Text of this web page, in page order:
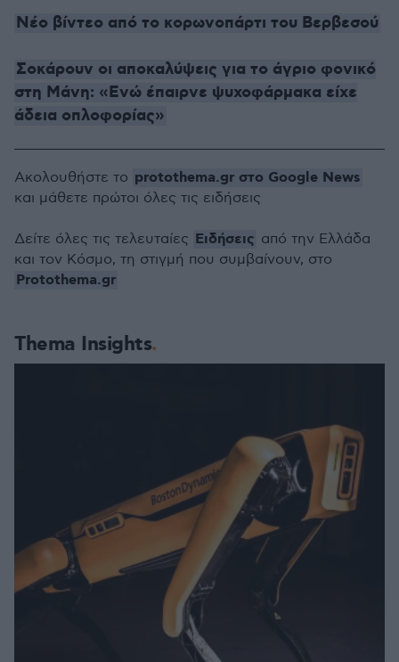
Νέο βίντεο από το κορωνοπάρτι του Βερβεσού
Σοκάρουν οι αποκαλύψεις για το άγριο φονικό
στη Μάνη: «Ενώ έπαιρνε ψυχοφάρμακα είχε
άδεια οπλοφορίας»
Thema Insights
Ακολουθήστε το protothema.gr στο Google News
και μάθετε πρώτοι όλες τις ειδήσεις
Δείτε όλες τις τελευταίες Ειδήσεις από την Ελλάδα
και τον Κόσμο, τη στιγμή που συμβαίνουν, στο
Protothema.gr